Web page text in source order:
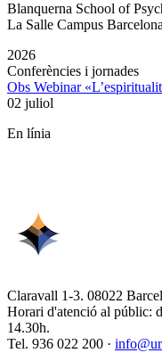
Blanquerna School of
La Salle Campus
2026
Conferències i jornades
Obs Webinar
02 juliol
En línia
Claravall 1-3. 08022
Horari d'atenció al públic:
14.30h.
Tel. 936 022 200 ·